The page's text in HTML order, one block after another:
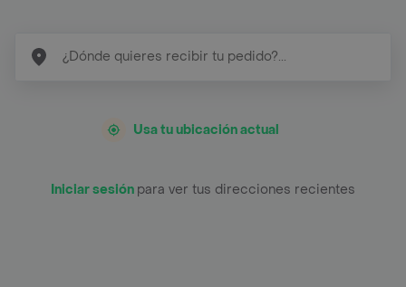
Usa tu ubicación actual
Iniciar sesión para ver tus direcciones recientes